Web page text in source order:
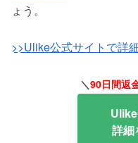
ょう。
>>Ulike公式サイトで詳
＼90日間返
詳細